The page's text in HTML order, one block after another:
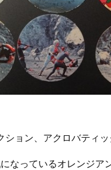
ション、アクロバティッ
っているオレンジア